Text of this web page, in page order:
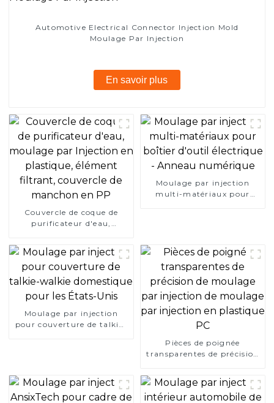
Automotive Electrical Connector Injection Mold
Moulage Par Injection
En savoir plus
Couvercle de coque de
purificateur d'eau,
plastique, élément filtrant,
couvercle de manchon en
PP
Moulage par injection
multi-matériaux pour
Moulage par injection
pour couverture de talkie-
Pièces de poignée
transparentes de précision
de moulage par injection
en plastique PC